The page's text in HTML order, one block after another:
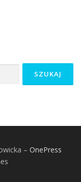
– OnePress